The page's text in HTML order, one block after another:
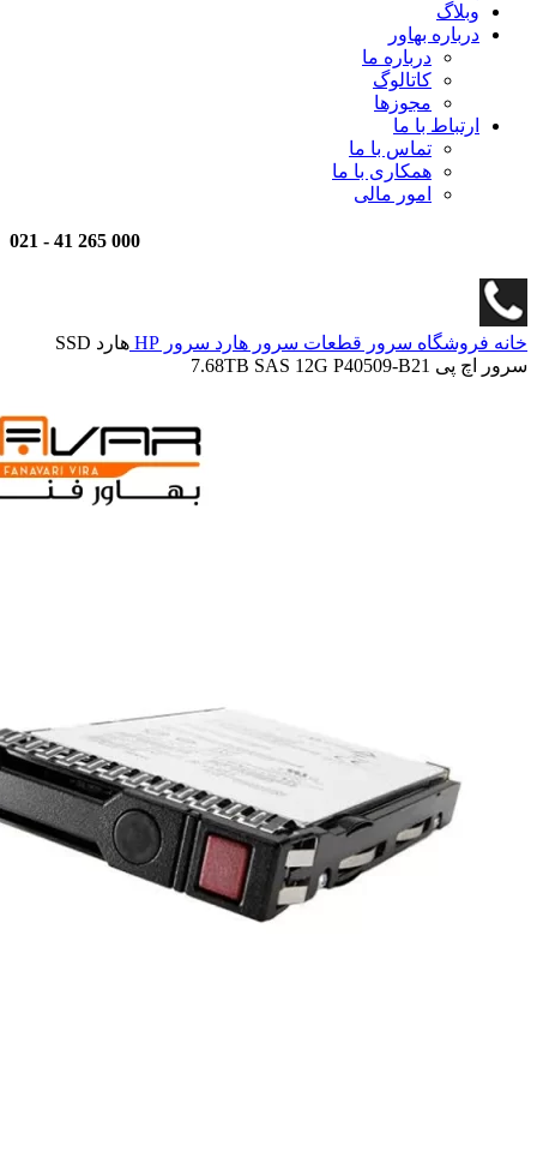
وبلاگ
درباره بهاور
درباره ما
کاتالوگ
مجوزها
ارتباط با ما
تماس با ما
همکاری با ما
امور مالی
000 265 41
-
خانه فروشگاه سرور قطعات سرور هارد سرور HP
هارد SSD
سرور اچ پی 7.68TB SAS 12G P40509-B21